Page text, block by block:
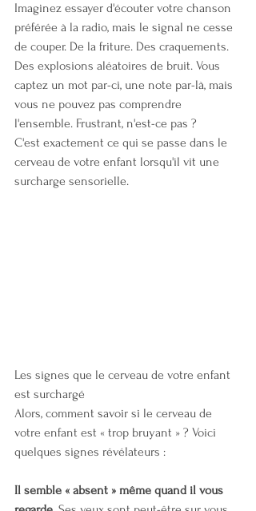
Imaginez essayer d'écouter votre chanson
préférée à la radio, mais le signal ne cesse
de couper. De la friture. Des craquements.
Des explosions aléatoires de bruit. Vous
captez un mot par-ci, une note par-là, mais
vous ne pouvez pas comprendre
l'ensemble. Frustrant, n'est-ce pas ?
C'est exactement ce qui se passe dans le
cerveau de votre enfant lorsqu'il vit une
surcharge sensorielle.
Les signes que le cerveau de votre enfant
est surchargé
Alors, comment savoir si le cerveau de
votre enfant est « trop bruyant » ? Voici
quelques signes révélateurs :
Il semble « absent » même quand il vous